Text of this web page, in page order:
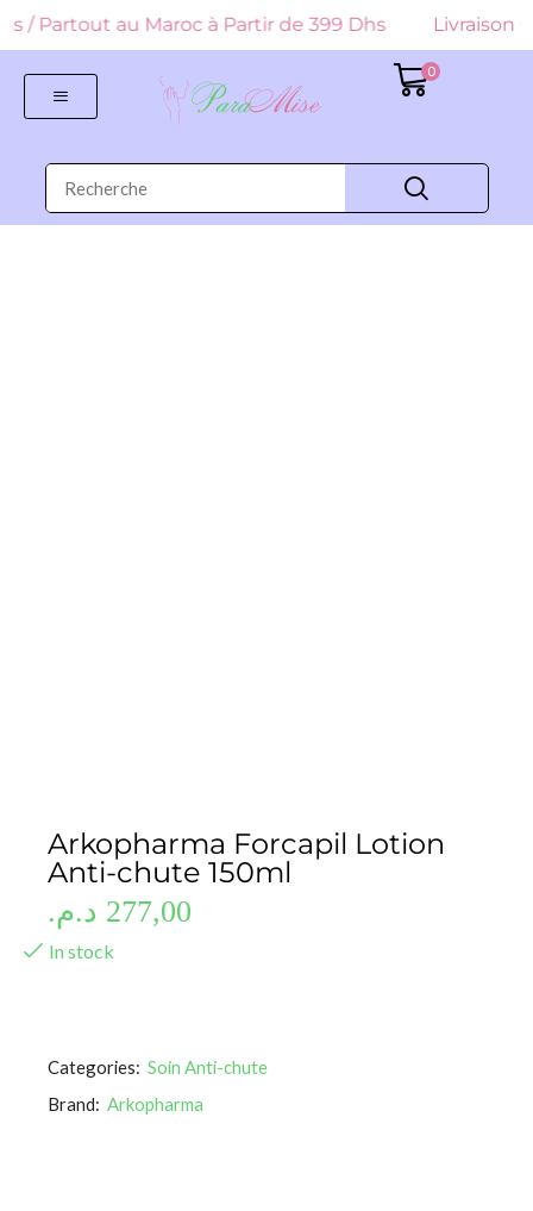
/ Partout au Maroc à Partir de 399 Dhs Livraison
0
Arkopharma Forcapil Lotion
Anti-chute 150ml
277,00 د.م.
In stock
Categories: Soin Anti-chute
Brand: Arkopharma